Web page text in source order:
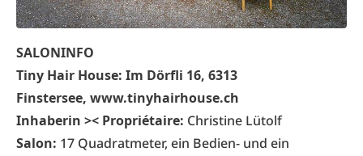
SALONINFO
Tiny Hair House: Im Dörfli 16, 6313
Finstersee, www.tinyhairhouse.ch
Inhaberin >< Propriétaire: Christine Lütolf
Salon: 17 Quadratmeter, ein Bedien- und ein